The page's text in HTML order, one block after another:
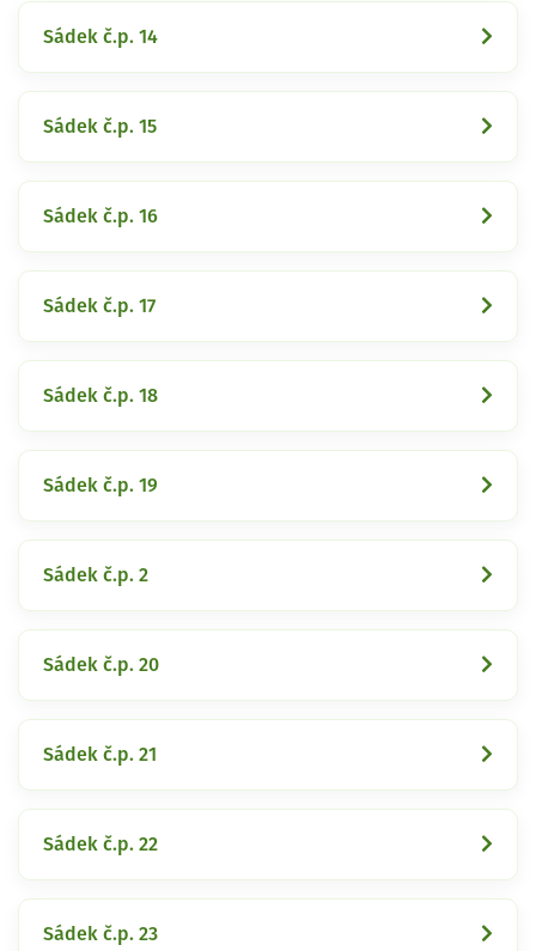
Sádek č.p. 14
Sádek č.p. 15
Sádek č.p. 16
Sádek č.p. 17
Sádek č.p. 18
Sádek č.p. 19
Sádek č.p. 2
Sádek č.p. 20
Sádek č.p. 21
Sádek č.p. 22
Sádek č.p. 23